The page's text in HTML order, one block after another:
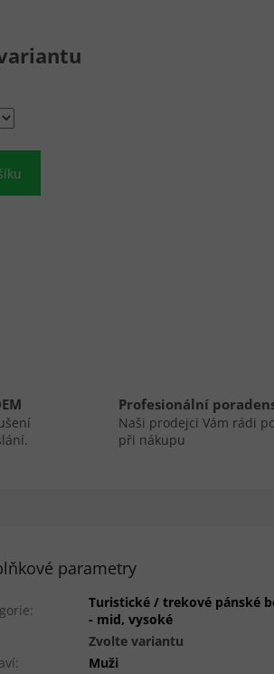
Profesionální
Naši prodejci Vám rádi
při nákupu
parametry
:
Turistické / trekové pánské
- mid, vysoké
Zvolte variantu
:
Muži